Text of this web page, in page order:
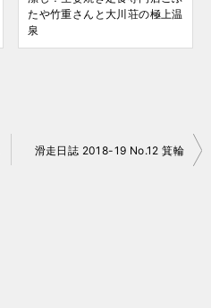
たや竹重さんと大川荘の極上温
泉
滑走日誌 2018-19 No.12 箕輪